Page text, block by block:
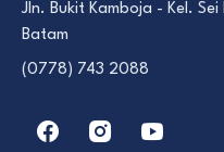
Jln. Bukit Kamboja - Kel.
Batam
(0778) 743 2088